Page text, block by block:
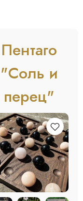
Пентаго
"Соль и
перец"